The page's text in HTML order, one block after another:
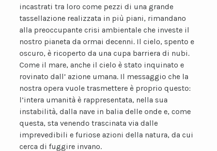
incastrati tra loro come pezzi di una grande
tassellazione realizzata in più piani, rimandano
alla preoccupante crisi ambientale che investe il
nostro pianeta da ormai decenni. Il cielo, spento e
oscuro, è ricoperto da una cupa barriera di nubi.
Come il mare, anche il cielo è stato inquinato e
rovinato dall’ azione umana. Il messaggio che la
nostra opera vuole trasmettere è proprio questo:
l’intera umanità è rappresentata, nella sua
instabilità, dalla nave in balia delle onde e, come
questa, sta venendo trascinata via dalle
imprevedibili e furiose azioni della natura, da cui
cerca di fuggire invano.